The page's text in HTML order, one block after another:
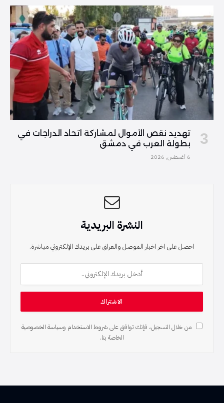
تهديد نقص الأموال لمشاركة اتحاد الدراجات في
بطولة العرب في دمشق
6 أغسطس, 2026
النشرة البريدية
احصل على اخر اخبار الموصل والعراق على بريدك الإلكتروني مباشرة.
من خلال التسجيل، فإنك توافق على شروط الاستخدام وسياسة الخصوصية
الخاصة بنا.